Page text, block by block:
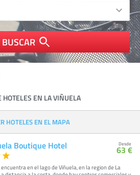
BUSCAR
HOTELES EN LA VIÑUELA
HOTELES EN EL MAPA
Boutique Hotel
en el lago de Viñuela, en la region de La
Desde
63 €